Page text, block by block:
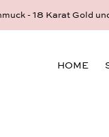
- 18 Karat Gold
HOME